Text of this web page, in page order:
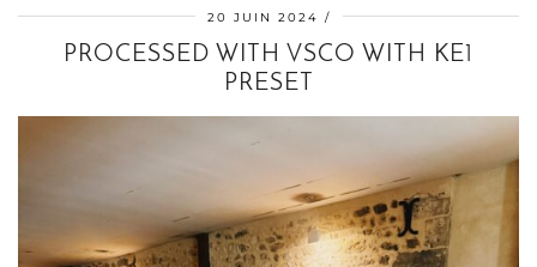
20 JUIN 2024
PROCESSED WITH VSCO WITH KE1
PRESET